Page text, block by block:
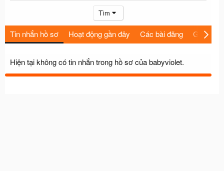
Tìm
Tin nhắn hồ sơ Hoạt động gần đây Các bài đăng Giới thiệu
Hiện tại không có tin nhắn trong hồ sơ của babyviolet.